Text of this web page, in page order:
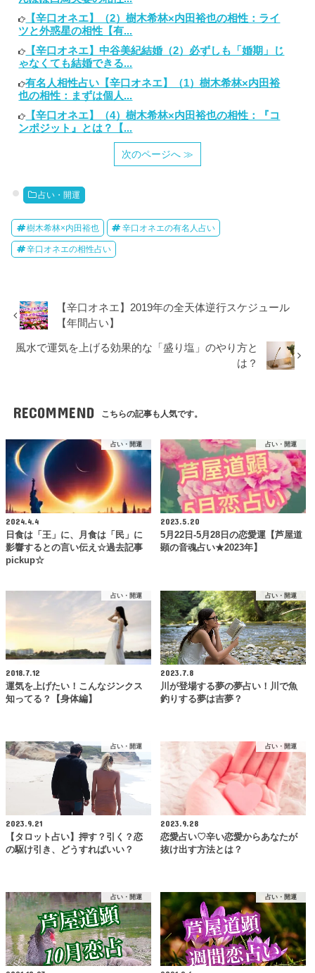
【辛口オネエ】（2）樹木希林×内田裕也の相性：ライ
ツと外惑星の相性【有...
【辛口オネエ】中谷美紀結婚（2）必ずしも「婚期」じ
ゃなくても結婚できる...
有名人相性占い【辛口オネエ】（1）樹木希林×内田裕
也の相性：まずは個人...
【辛口オネエ】（4）樹木希林×内田裕也の相性：『コ
ンポジット』とは？【...
次のページへ ≫
占い・開運
樹木希林×内田裕也 辛口オネエの有名人占い
辛口オネエの相性占い
【辛口オネエ】2019年の全天体逆行スケジュール
【年間占い】
風水で運気を上げる効果的な「盛り塩」のやり方と
は？
RECOMMEND こちらの記事も人気です。
占い・開運
2024.4.4
日食は「王」に、月食は「民」に
影響するとの言い伝え☆過去記事
pickup☆
占い・開運
2023.5.20
5月22日-5月28日の恋愛運【芦屋道
顕の音魂占い★2023年】
占い・開運
2018.7.12
運気を上げたい！こんなジンクス
知ってる？【身体編】
占い・開運
2023.7.8
川が登場する夢の夢占い！川で魚
釣りする夢は吉夢？
占い・開運
2023.9.21
【タロット占い】押す？引く？恋
の駆け引き、どうすればいい？
占い・開運
2023.9.28
恋愛占い♡辛い恋愛からあなたが
抜け出す方法とは？
占い・開運 占い・開運